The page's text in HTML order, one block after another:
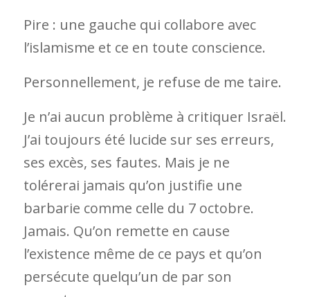
Pire : une gauche qui collabore avec
l’islamisme et ce en toute conscience.
Personnellement, je refuse de me taire.
Je n’ai aucun problème à critiquer Israël.
J’ai toujours été lucide sur ses erreurs,
ses excès, ses fautes. Mais je ne
tolérerai jamais qu’on justifie une
barbarie comme celle du 7 octobre.
Jamais. Qu’on remette en cause
l’existence même de ce pays et qu’on
persécute quelqu’un de par son